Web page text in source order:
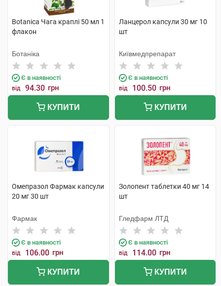
Botanica Чага краплі 50 мл 1
флакон
Ботаніка
Є в наявності
від 94.30 грн
КУПИТИ
Ланцерол капсули 30 мг 10
шт
Київмедпрепарат
Є в наявності
від 100.50 грн
КУПИТИ
Омепразол Фармак капсули
20 мг 30 шт
Фармак
Є в наявності
від 106.00 грн
КУПИТИ
Золопент таблетки 40 мг 14
шт
Гледфарм ЛТД
Є в наявності
від 114.00 грн
КУПИТИ